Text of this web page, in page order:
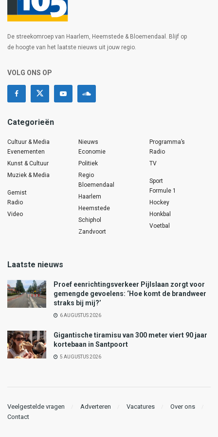
De streekomroep van Haarlem, Heemstede & Bloemendaal. Blijf op
de hoogte van het laatste nieuws uit jouw regio.
VOLG ONS OP
Categorieën
Cultuur & Media
Evenementen
Kunst & Cultuur
Muziek & Media
Gemist
Radio
Video
Nieuws
Economie
Politiek
Regio
Bloemendaal
Haarlem
Heemstede
Schiphol
Zandvoort
Programma’s
Radio
TV
Sport
Formule 1
Hockey
Honkbal
Voetbal
Laatste nieuws
Proef eenrichtingsverkeer Pijlslaan zorgt voor
gemengde gevoelens: ‘Hoe komt de brandweer
straks bij mij?’
6 AUGUSTUS 2026
Gigantische tiramisu van 300 meter viert 90 jaar
kortebaan in Santpoort
5 AUGUSTUS 2026
Veelgestelde vragen Adverteren Vacatures
Over ons
Contact